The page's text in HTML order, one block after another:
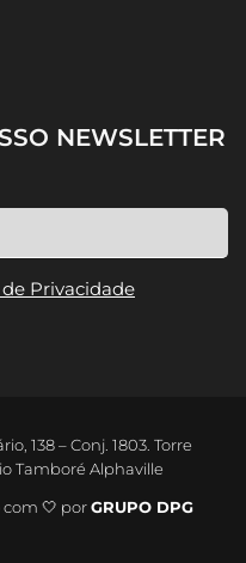
NEWSLETTER
Privacidade
138 – Conj. 1803. Torre
Tamboré Alphaville
🤍 porGRUPO DPG